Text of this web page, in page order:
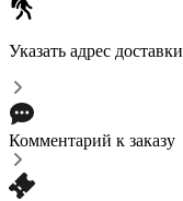
Указать адрес доставки
Комментарий к заказу